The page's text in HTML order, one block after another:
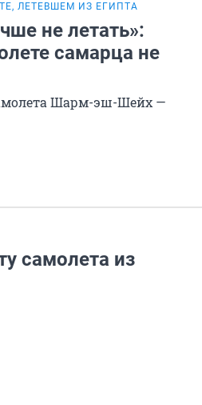
ЛЕТЕВШЕМ ИЗ ЕГИПТА
не летать»:
самарца не
Шарм-эш-Шейх —
самолета из